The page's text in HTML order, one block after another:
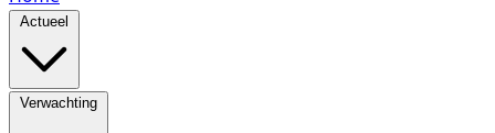
Actueel
Verwachting